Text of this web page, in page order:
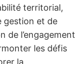
territorial,
gestion et de
de l’engagement
les défis
la